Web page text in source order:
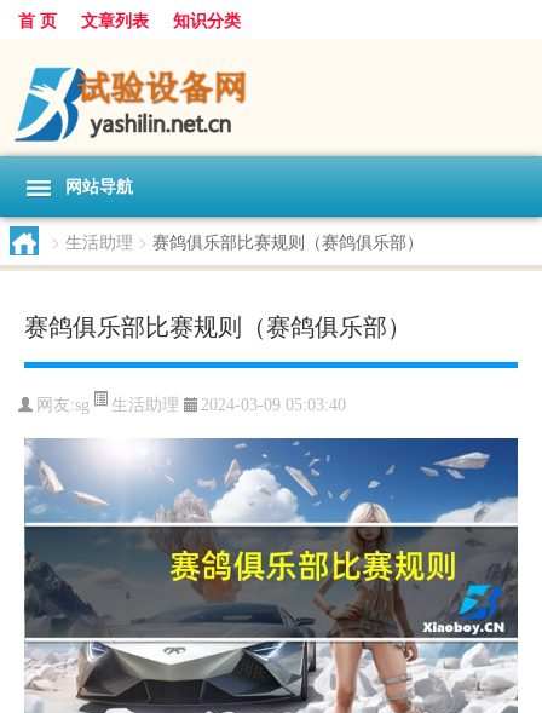
首 页 文章列表 知识分类
网站导航
> 生活助理 > 赛鸽俱乐部比赛规则（赛鸽俱乐部）
赛鸽俱乐部比赛规则（赛鸽俱乐部）
网友:sg 生活助理 2024-03-09 05:03:40